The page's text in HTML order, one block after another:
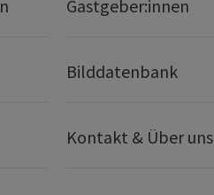
Gastgeber:innen
Bilddatenbank
Kontakt & Über uns